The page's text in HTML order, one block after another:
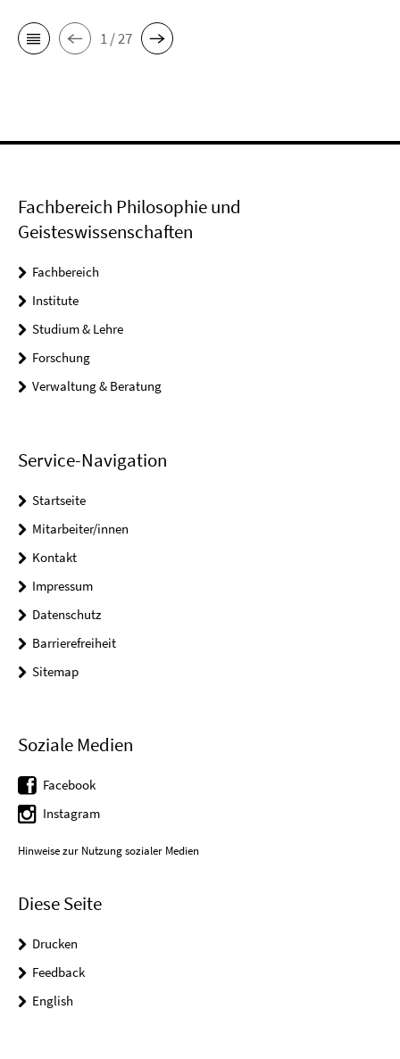
1 / 27
Fachbereich Philosophie und
Geisteswissenschaften
Fachbereich
Institute
Studium & Lehre
Forschung
Verwaltung & Beratung
Service-Navigation
Startseite
Mitarbeiter/innen
Kontakt
Impressum
Datenschutz
Barrierefreiheit
Sitemap
Soziale Medien
Facebook
Instagram
Hinweise zur Nutzung sozialer Medien
Diese Seite
Drucken
Feedback
English